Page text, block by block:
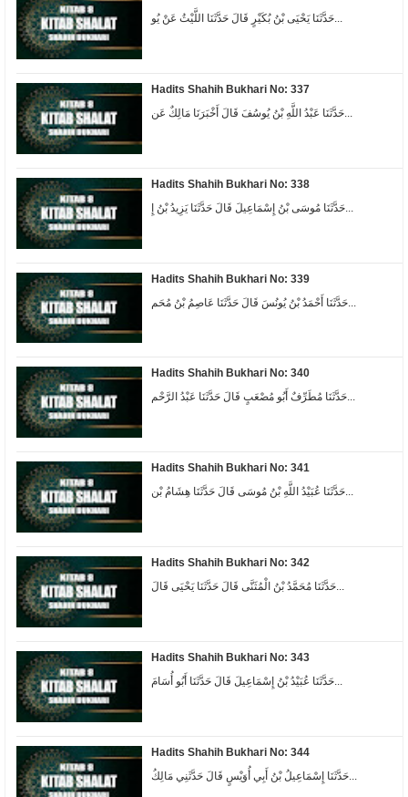
حَدَّثَنَا يَحْيَى بْنُ بُكَيْرٍ قَالَ حَدَّثَنَا اللَّيْثُ عَنْ يُو...
Hadits Shahih Bukhari No: 337
حَدَّثَنَا عَبْدُ اللَّهِ بْنُ يُوسُفَ قَالَ أَخْبَرَنَا مَالِكٌ عَن...
Hadits Shahih Bukhari No: 338
Hadits Shahih Bukhari No: 339
Hadits Shahih Bukhari No: 340
حَدَّثَنَا مُطَرِّفٌ أَبُو مُصْعَبٍ قَالَ حَدَّثَنَا عَبْدُ الرَّحْم...
Hadits Shahih Bukhari No: 341
حَدَّثَنَا عُبَيْدُ اللَّهِ بْنُ مُوسَى قَالَ حَدَّثَنَا هِشَامُ بْن...
Hadits Shahih Bukhari No: 342
حَدَّثَنَا مُحَمَّدُ بْنُ الْمُثَنَّى قَالَ حَدَّثَنَا يَحْيَى قَالَ...
Hadits Shahih Bukhari No: 343
حَدَّثَنَا عُبَيْدُ بْنُ إِسْمَاعِيلَ قَالَ حَدَّثَنَا أَبُو أُسَامَ...
Hadits Shahih Bukhari No: 344